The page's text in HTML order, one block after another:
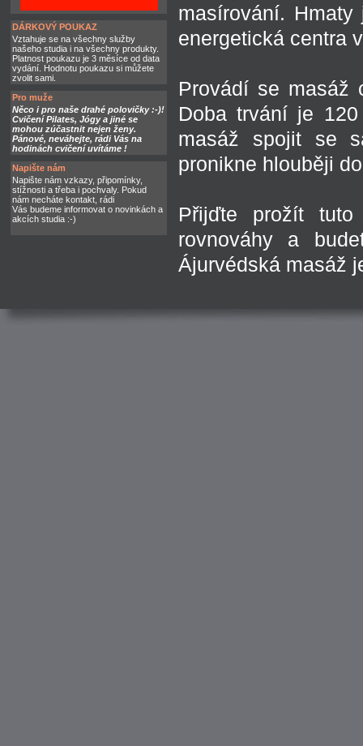
DÁRKOVÝ POUKAZ
Vztahuje se na všechny služby
našeho studia i na všechny produkty.
Platnost poukazu je 3 měsíce od data
vydání. Hodnotu poukazu si můžete
zvolit sami.
Pro muže
Něco i pro naše drahé polovičky :-)!
Cvičení Pilates, Jógy a jiné se
mohou zúčastnit nejen ženy.
Pánové, neváhejte, rádi Vás na
hodinách cvičení uvítáme !
Napište nám
Napište nám vzkazy, připomínky,
stížnosti a třeba i pochvaly. Pokud
nám necháte kontakt, rádi
Vás budeme informovat o novinkách a
akcích studia :-)
masírování.
energetická centra
Provádí se masáž
Doba trvání je
masáž spojit se
pronikne hlouběji
Přijďte prožít
rovnováhy a
Ájurvédská masáž